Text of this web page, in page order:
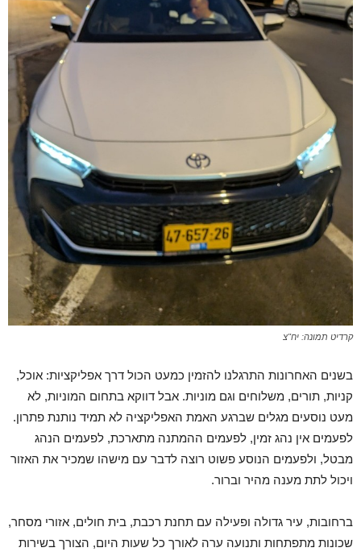
קרדיט תמונה: יח"צ
בשנים האחרונות התרגלנו להזמין כמעט הכול דרך אפליקציות: אוכל,
קניות, תורים, משלוחים וגם מוניות. אבל דווקא בתחום המוניות, לא
מעט נוסעים מגלים שברגע האמת האפליקציה לא תמיד נותנת פתרון.
לפעמים אין נהג זמין, לפעמים ההמתנה מתארכת, לפעמים הנהג
מבטל, ולפעמים הנוסע פשוט רוצה לדבר עם מישהו שמכיר את האזור
ויכול לתת מענה מהיר וברור.
ברחובות, עיר גדולה ופעילה עם תחנת רכבת, בית חולים, אזורי מסחר,
שכונות מתפתחות ותנועה ערה לאורך כל שעות היום, הצורך בשירות